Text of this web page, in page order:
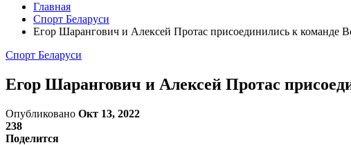
Главная
Спорт Беларуси
Егор Шарангович и Алексей Протас присоединились к команде
Спорт Беларуси
Егор Шарангович и Алексей Протас
Опубликовано Окт 13, 2022
238
Поделится